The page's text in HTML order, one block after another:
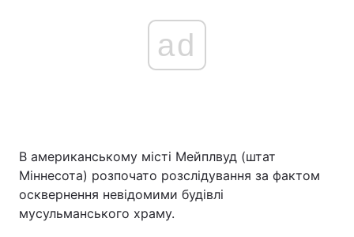
ad
В американському місті Мейплвуд (штат
Міннесота) розпочато розслідування за фактом
осквернення невідомими будівлі
мусульманського храму.